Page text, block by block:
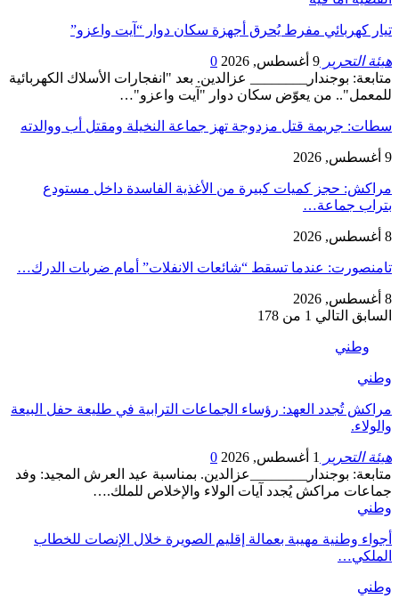
تيار كهربائي مفرط يُحرق أجهزة سكان دوار “آيت واعزو”
هيئة التحرير 9 أغسطس, 2026
0
متابعة: بوجندار________ عزالدين. بعد "انفجارات الأسلاك الكهربائية
للمعمل".. من يعوّض سكان دوار "آيت واعزو"…
سطات: جريمة قتل مزدوجة تهز جماعة النخيلة ومقتل أب ووالدته
9 أغسطس, 2026
مراكش: حجز كميات كبيرة من الأغذية الفاسدة داخل مستودع
بتراب جماعة…
8 أغسطس, 2026
تامنصورت: عندما تسقط “شائعات الانفلات” أمام ضربات الدرك…
8 أغسطس, 2026
السابق التالي
وطني
وطني
مراكش تُجدد العهد: رؤساء الجماعات الترابية في طليعة حفل البيعة
والولاء.
هيئة التحرير
0
متابعة: بوجندار________عزالدين. بمناسبة عيد العرش المجيد: وفد
جماعات مراكش يُجدد آيات الولاء والإخلاص للملك.…
وطني
أجواء وطنية مهيبة بعمالة إقليم الصويرة خلال الإنصات للخطاب
الملكي…
وطني